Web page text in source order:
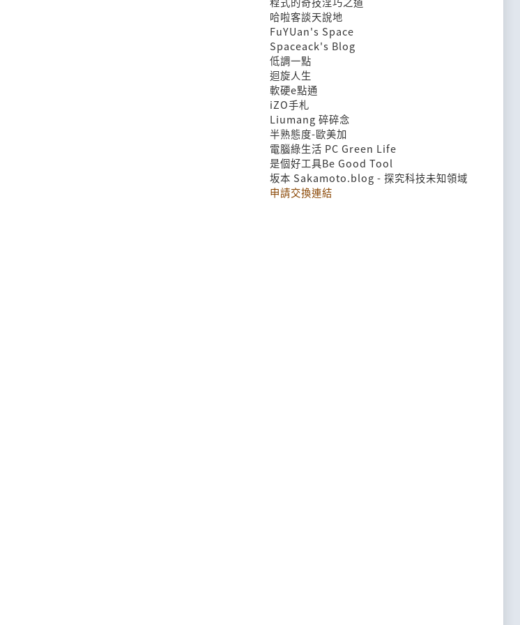
哈啦客談天說地
FuYUan's Space
Spaceack's Blog
低調一點
迴旋人生
軟硬e點通
iZO手札
Liumang 碎碎念
半熟態度-歐美加
電腦綠生活 PC Green Life
是個好工具Be Good Tool
坂本 Sakamoto.blog - 探究科技未知領域
申請交換連結